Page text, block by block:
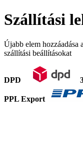
Szállítási
Újabb elem hozzáadása
szállítási beállításokat
DPD
PPL Export